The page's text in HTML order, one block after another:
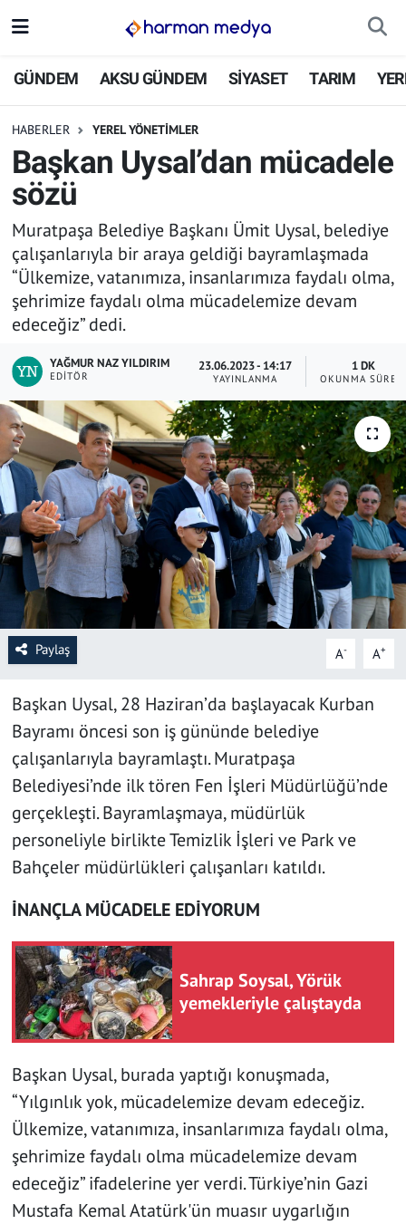
GÜNDEM AKSU GÜNDEM SİYASET TARIM
HABERLER YEREL YÖNETİMLER
Başkan Uysal’dan mücadele
sözü
Muratpaşa Belediye Başkanı Ümit Uysal, belediye
çalışanlarıyla bir araya geldiği bayramlaşmada
“Ülkemize, vatanımıza, insanlarımıza faydalı olma,
şehrimize faydalı olma mücadelemize devam
edeceğiz” dedi.
YAĞMUR NAZ YILDIRIM
EDITÖR
23.06.2023 - 14:17
YAYINLANMA
1 DK
OKUNMA
Paylaş A- A+
Başkan Uysal, 28 Haziran’da başlayacak Kurban
Bayramı öncesi son iş gününde belediye
çalışanlarıyla bayramlaştı. Muratpaşa
Belediyesi’nde ilk tören Fen İşleri Müdürlüğü’nde
gerçekleşti. Bayramlaşmaya, müdürlük
personeliyle birlikte Temizlik İşleri ve Park ve
Bahçeler müdürlükleri çalışanları katıldı.
İNANÇLA MÜCADELE EDİYORUM
Sahrap Soysal, Yörük
yemekleriyle çalıştayda
Başkan Uysal, burada yaptığı konuşmada,
“Yılgınlık yok, mücadelemize devam edeceğiz.
Ülkemize, vatanımıza, insanlarımıza faydalı olma,
şehrimize faydalı olma mücadelemize devam
edeceğiz” ifadelerine yer verdi. Türkiye’nin Gazi
Mustafa Kemal Atatürk'ün muasır uygarlığın
GÜNDEM
SİYASET
TARIM
YEREL YÖNETİMLER
EKONOMİ
SAĞLIK
YAŞAM
KÜLTÜR SANAT
EĞİTİM
İstanbul Nöbetçi Eczaneler
İstanbul Trafik Yoğunluk Haritası
Süper Lig Puan Durumu ve Fikstür
Tüm Manşetler
Son Dakika Haberleri